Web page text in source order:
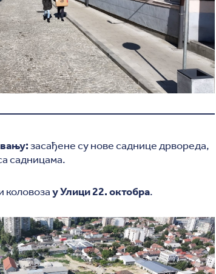
засађене су нове саднице дрвореда,
садницама.
коловозау Улици 22. октобра.